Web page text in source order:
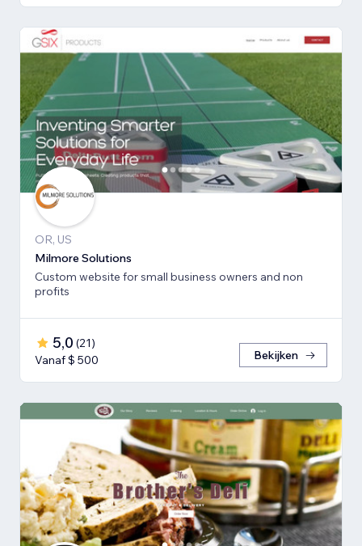
OR, US
Milmore Solutions
Custom website for small business owners and non
profits
5,0 (21)
Vanaf $ 500
Bekijken